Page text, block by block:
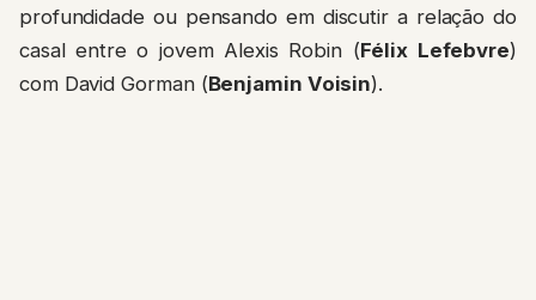
profundidade ou pensando em discutir a relação do
casal entre o jovem Alexis Robin (Félix Lefebvre)
com David Gorman (Benjamin Voisin).